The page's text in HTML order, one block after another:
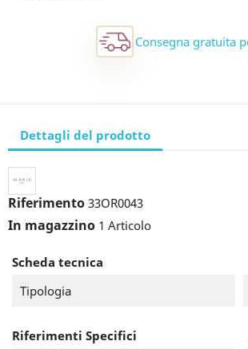
Consegna gratuita
Dettagli del prodotto
Riferimento 33OR0043
In magazzino 1 Articolo
Scheda tecnica
Tipologia
Riferimenti Specifici